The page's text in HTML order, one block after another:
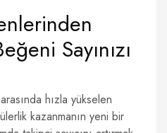
Sayınızı
hızla yükselen
kazanmanın yeni bir